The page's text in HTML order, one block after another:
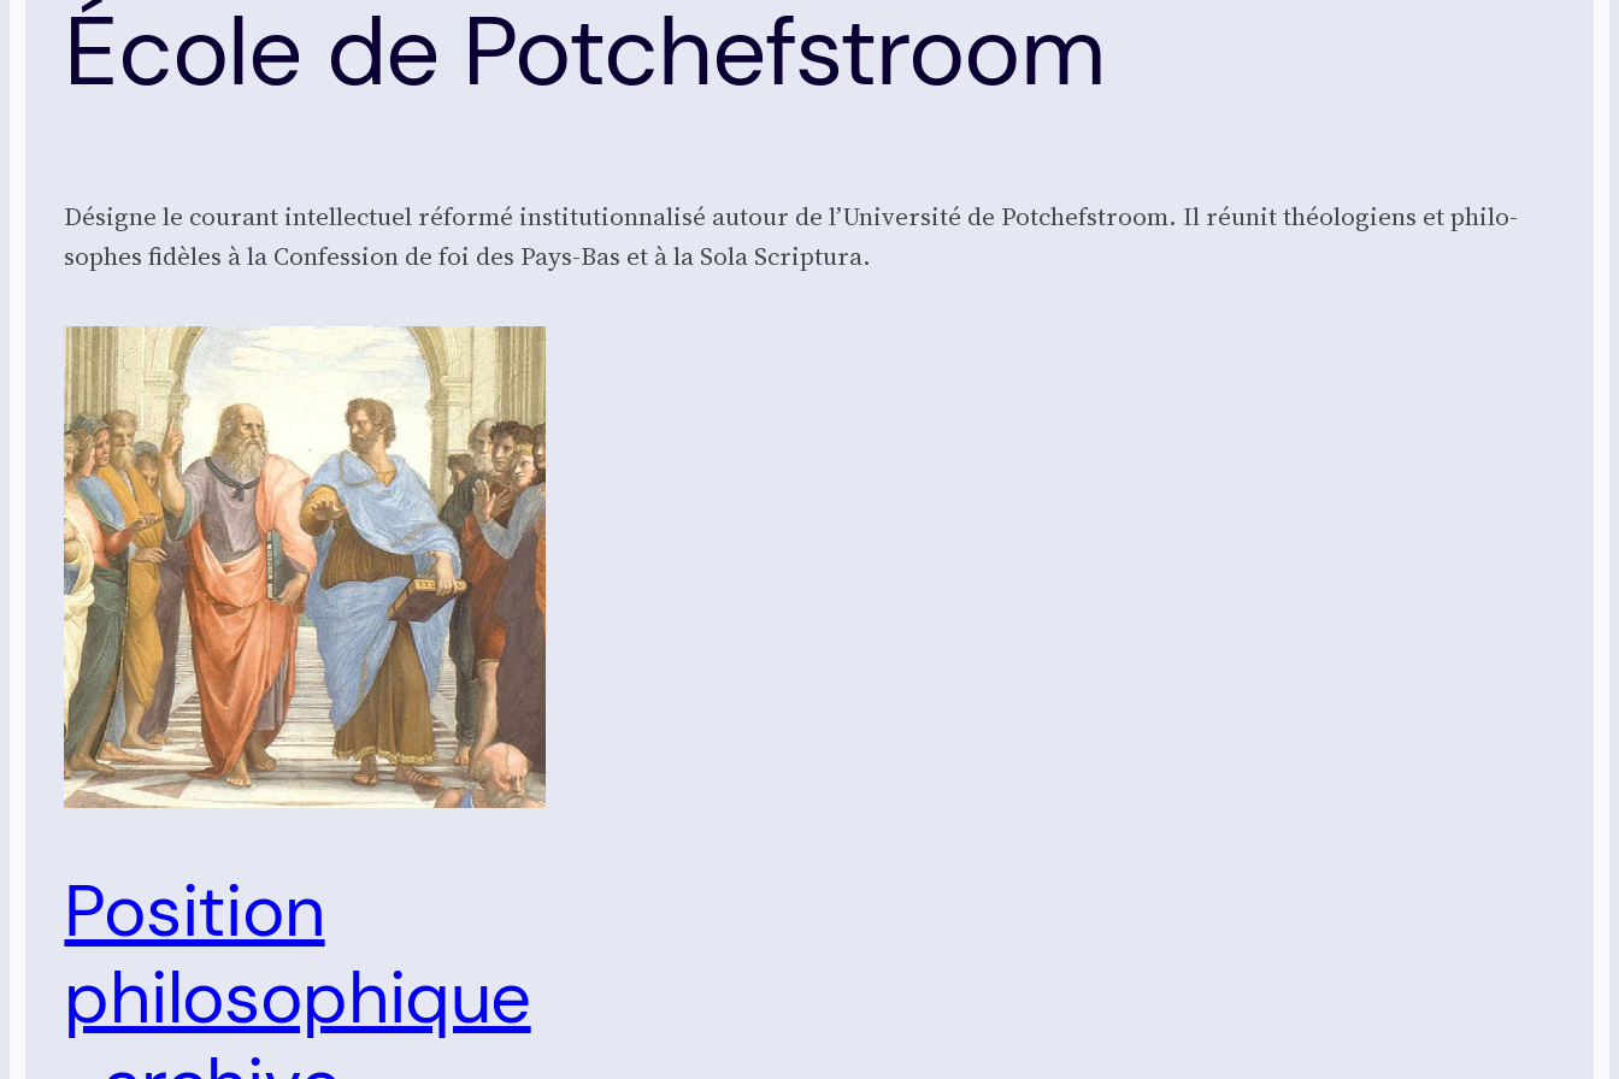
École de Potchefstroom
Désigne le cou­rant intel­lec­tuel réfor­mé ins­ti­tu­tion­na­li­sé autour de l’Université de Pot­chef­stroom. Il réunit théo­lo­giens et phi­lo­
sophes fidèles à la Confes­sion de foi des Pays-Bas et à la Sola Scrip­tu­ra.
Position
philosophique